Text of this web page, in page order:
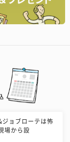
ジョブローテは怖
場から設